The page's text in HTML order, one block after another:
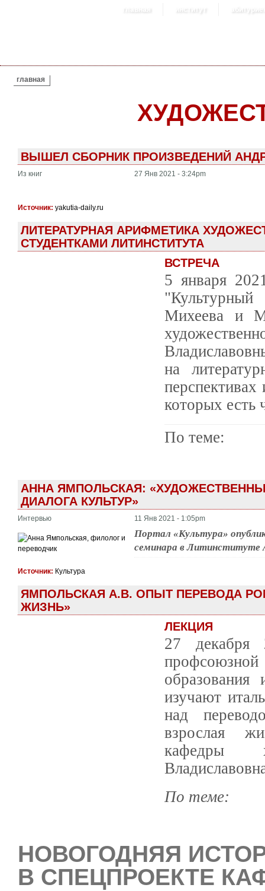
главная институт
ВЫ ЗДЕСЬ
главная
ВЫШЕЛ СБОРНИК ПРОИЗВЕДЕНИЙ
Из книг 27 Янв 2021 - 3:24pm
Источник: yakutia-daily.ru
ЛИТЕРАТУРНАЯ АРИФМЕТИКА
СТУДЕНТКАМИ ЛИТИНСТИТУТА
ВСТРЕЧА
5 января
Михеева и
на
которых есть
По теме:
АННА ЯМПОЛЬСКАЯ:
ДИАЛОГА КУЛЬТУР»
Интервью 11 Янв 2021 - 1:05pm
Портал «Культура»
семинара в Литинституте
Источник: Культура
ЯМПОЛЬСКАЯ А.В. ОПЫТ ПЕРЕВОДА
ЖИЗНЬ»
ЛЕКЦИЯ
27 декабря
изучают
над
взрослая
кафедры
По теме:
НОВОГОДНЯЯ
В СПЕЦПРОЕКТЕ